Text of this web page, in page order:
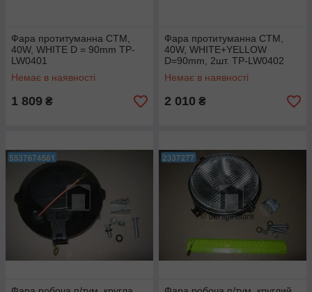
Фара протитуманна СТМ,
40W, WHITE D = 90mm TP-
LW0401
Немає в наявності
1 809 ₴
Фара протитуманна СТМ,
40W, WHITE+YELLOW
D=90mm, 2шт. TP-LW0402
Немає в наявності
2 010 ₴